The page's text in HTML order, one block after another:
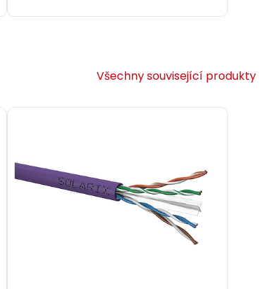
Všechny související produkty